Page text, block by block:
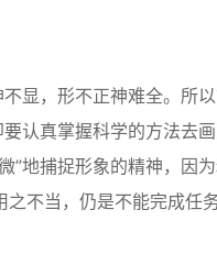
显，形不正神难全。所
认真掌握科学的方法去
”地捕捉形象的精神，因
不当，仍是不能完成任